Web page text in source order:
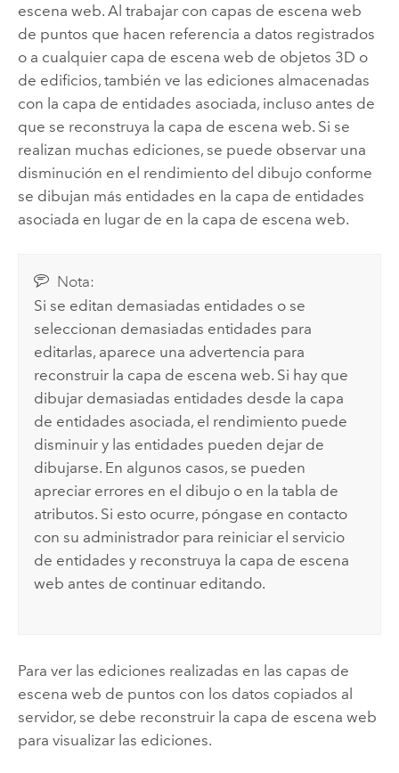
escena web. Al trabajar con capas de escena web
de puntos que hacen referencia a datos registrados
o a cualquier capa de escena web de objetos 3D o
de edificios, también ve las ediciones almacenadas
con la capa de entidades asociada, incluso antes de
que se reconstruya la capa de escena web. Si se
realizan muchas ediciones, se puede observar una
disminución en el rendimiento del dibujo conforme
se dibujan más entidades en la capa de entidades
asociada en lugar de en la capa de escena web.
Nota:
Si se editan demasiadas entidades o se
seleccionan demasiadas entidades para
editarlas, aparece una advertencia para
reconstruir la capa de escena web. Si hay que
dibujar demasiadas entidades desde la capa
de entidades asociada, el rendimiento puede
disminuir y las entidades pueden dejar de
dibujarse. En algunos casos, se pueden
apreciar errores en el dibujo o en la tabla de
atributos. Si esto ocurre, póngase en contacto
con su administrador para reiniciar el servicio
de entidades y reconstruya la capa de escena
web antes de continuar editando.
Para ver las ediciones realizadas en las capas de
escena web de puntos con los datos copiados al
servidor, se debe reconstruir la capa de escena web
para visualizar las ediciones.